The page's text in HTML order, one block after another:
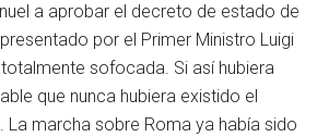
a aprobar el decreto de estado de
por el Primer Ministro Luigi
sofocada. Si así hubiera
que nunca hubiera existido el
La marcha sobre Roma ya había sido